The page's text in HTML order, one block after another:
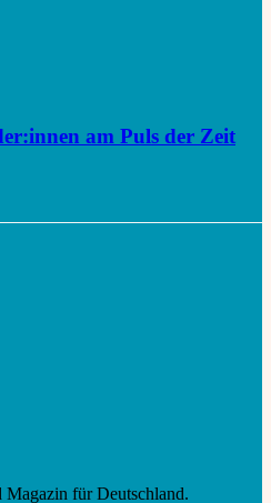
am Puls der Zeit
Magazin für Deutschland.